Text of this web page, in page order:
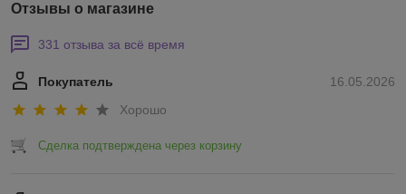
Отзывы о магазине
331 отзыва за всё время
16.05.2026
Покупатель
Хорошо
Сделка подтверждена через корзину